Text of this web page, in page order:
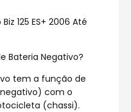
125 ES+ 2006 Até
Bateria Negativo?
tem a função de
com o
(chassi).